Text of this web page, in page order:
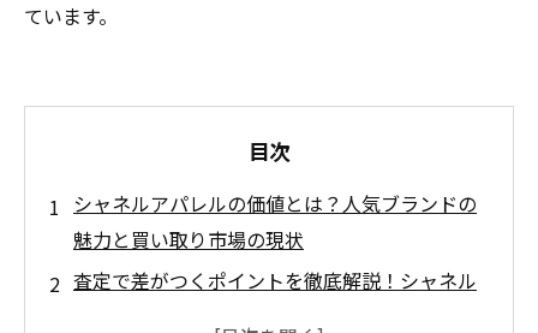
ています。
目次
シャネルアパレルの価値とは？人気ブランドの
魅力と買い取り市場の現状
査定で差がつくポイントを徹底解説！シャネル